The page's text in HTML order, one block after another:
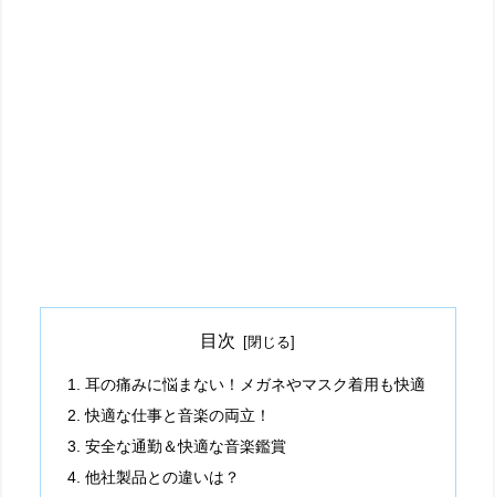
目次
耳の痛みに悩まない！メガネやマスク着用も快適
快適な仕事と音楽の両立！
安全な通勤＆快適な音楽鑑賞
他社製品との違いは？